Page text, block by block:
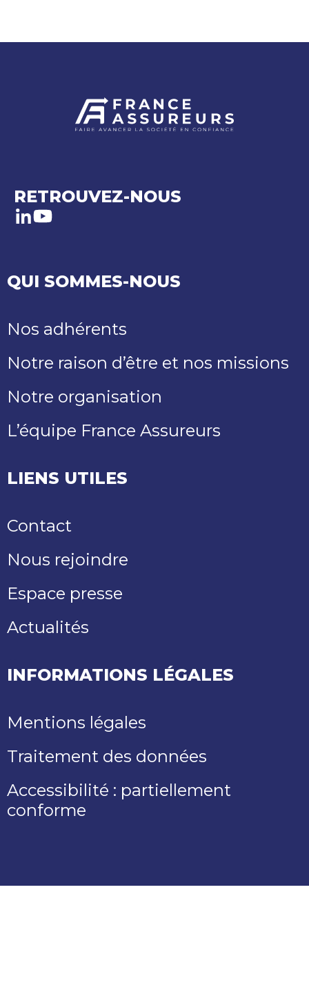
RETROUVEZ-NOUS
LinkedIn
Youtube
QUI SOMMES-NOUS
Nos adhérents
Notre raison d’être et nos missions
Notre organisation
L’équipe France Assureurs
LIENS UTILES
Contact
Nous rejoindre
Espace presse
Actualités
INFORMATIONS LÉGALES
Mentions légales
Traitement des données
Accessibilité : partiellement
conforme